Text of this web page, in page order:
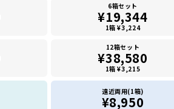
6箱セット
¥19,344
1箱 ¥3,224
12箱セット
¥38,580
1箱 ¥3,215
遠近両用(1箱)
¥8,950